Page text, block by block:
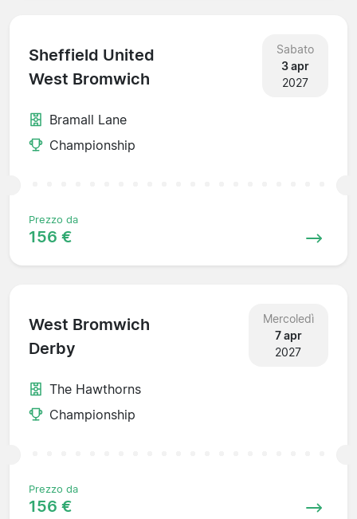
Sheffield United
West Bromwich
Sabato
3 apr
2027
Bramall Lane
Championship
Prezzo da
156 €
West Bromwich
Derby
Mercoledì
7 apr
2027
The Hawthorns
Championship
Prezzo da
156 €